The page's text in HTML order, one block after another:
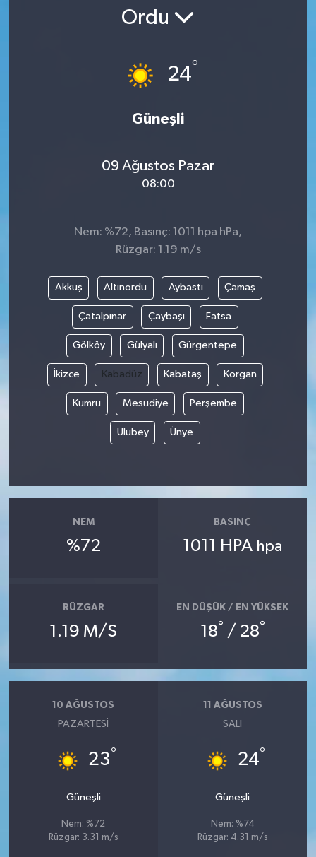
Ordu
24°
Güneşli
09 Ağustos Pazar
08:00
Nem: %72, Basınç: 1011 hpa hPa,
Rüzgar: 1.19 m/s
Akkuş Altınordu Aybastı Çamaş
Çatalpınar Çaybaşı Fatsa
Gölköy Gülyalı Gürgentepe
İkizce Kabadüz Kabataş Korgan
Kumru Mesudiye Perşembe
Ulubey Ünye
NEM
%72
BASINÇ
1011 HPA hpa
RÜZGAR
1.19 M/S
EN DÜŞÜK / EN YÜKSEK
18° / 28°
10 AĞUSTOS
PAZARTESI
23°
Güneşli
Nem: %72
Rüzgar: 3.31 m/s
11 AĞUSTOS
SALI
24°
Güneşli
Nem: %74
Rüzgar: 4.31 m/s